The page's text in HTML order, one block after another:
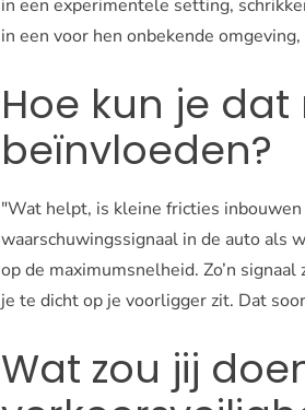
in een experimentele setting,
in een voor hen onbekende
Hoe kun je
beïnvloeden?
"Wat helpt, is kleine fricties
waarschuwingssignaal in de auto als
op de maximumsnelheid. Zo’n
je te dicht op je voorligger zit. Dat
Wat zou jij